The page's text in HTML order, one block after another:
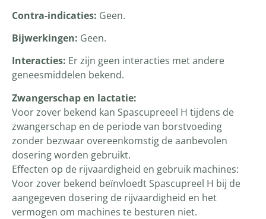
Contra-indicaties: Geen.
Bijwerkingen: Geen.
Interacties: Er zijn geen interacties met andere
geneesmiddelen bekend.
Zwangerschap en lactatie:
Voor zover bekend kan Spascupreeel H tijdens de
zwangerschap en de periode van borstvoeding
zonder bezwaar overeenkomstig de aanbevolen
dosering worden gebruikt.
Effecten op de rijvaardigheid en gebruik machines:
Voor zover bekend beïnvloedt Spascupreel H bij de
aangegeven dosering de rijvaardigheid en het
vermogen om machines te besturen niet.